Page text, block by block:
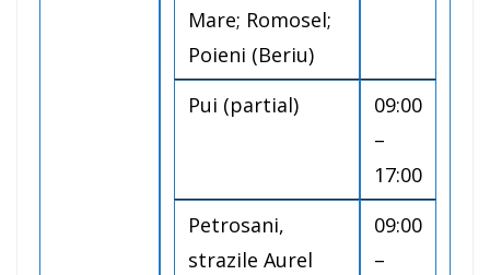
Mare; Romosel;
Poieni (Beriu)
Pui (partial)
09:00
–
17:00
Petrosani,
strazile Aurel
09:00
–